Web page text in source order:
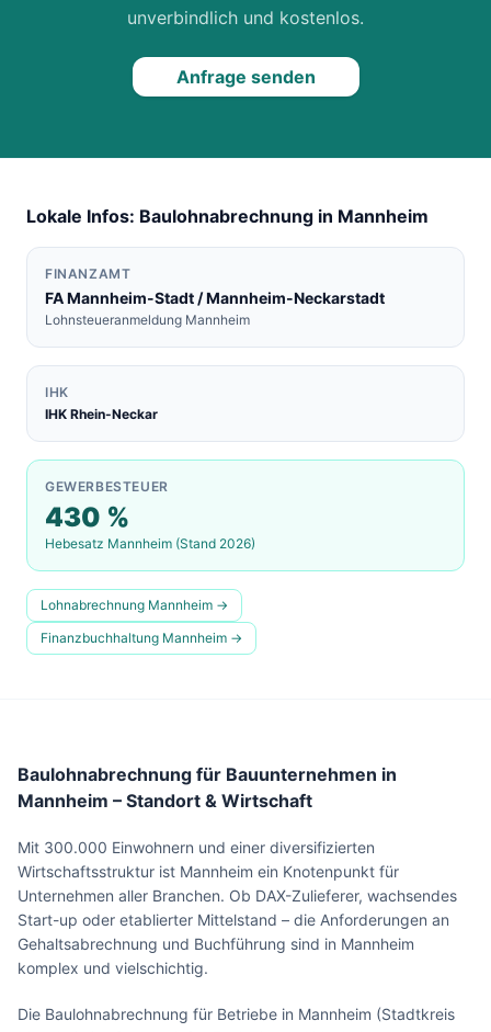
unverbindlich und kostenlos.
Anfrage senden
Lokale Infos: Baulohnabrechnung in Mannheim
FINANZAMT
FAMannheim-Stadt / Mannheim-Neckarstadt
Lohnsteueranmeldung Mannheim
IHK
IHK Rhein-Neckar
GEWERBESTEUER
430 %
Hebesatz Mannheim (Stand 2026)
Lohnabrechnung Mannheim →
Finanzbuchhaltung Mannheim →
Baulohnabrechnung für Bauunternehmen in
Mannheim – Standort & Wirtschaft
Mit 300.000 Einwohnern und einer diversifizierten
Wirtschaftsstruktur ist Mannheim ein Knotenpunkt für
Unternehmen aller Branchen. Ob DAX-Zulieferer, wachsendes
Start-up oder etablierter Mittelstand – die Anforderungen an
Gehaltsabrechnung und Buchführung sind in Mannheim
komplex und vielschichtig.
Die Baulohnabrechnung für Betriebe in Mannheim (Stadtkreis